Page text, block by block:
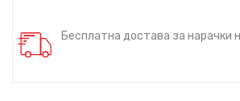
Бесплатна достава за нарачки